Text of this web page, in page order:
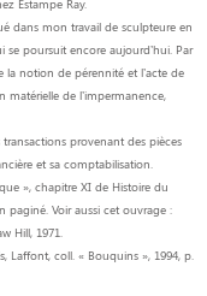
Estampe Ray.
dans mon travail de sculpteure en
poursuit encore aujourd’hui. Par
notion de pérennité et l’acte de
matérielle de l’impermanence,
provenant des pièces
et sa comptabilisation.
», chapitre XI de Histoire du
paginé. Voir aussi cet ouvrage :
Hill, 1971.
Laffont, coll. « Bouquins », 1994, p.